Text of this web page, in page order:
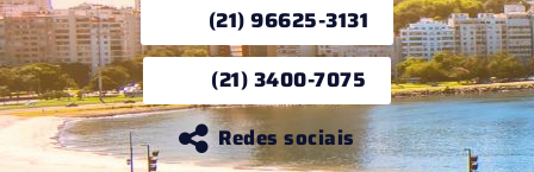
(21) 96625-3131
(21) 3400-7075
Redes sociais